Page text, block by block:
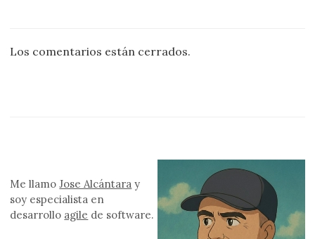
Los comentarios están cerrados.
Me llamoJose Alcántara y
soy especialista en
desarrollo agile de software.